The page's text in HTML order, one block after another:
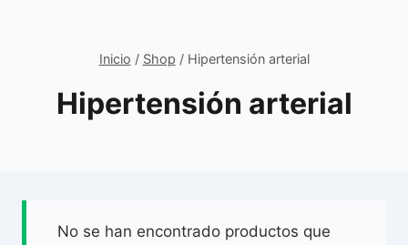
Inicio / Shop / Hipertensión arterial
Hipertensión arterial
No se han encontrado productos que